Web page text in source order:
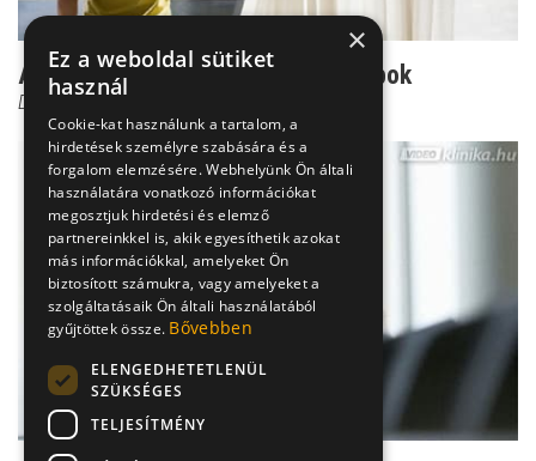
A méhre mennek - miómák és polipok
Dr. Novák Zoltán
×
Ez a weboldal sütiket
használ
Cookie-kat használunk a tartalom, a
hirdetések személyre szabására és a
forgalom elemzésére. Webhelyünk Ön általi
használatára vonatkozó információkat
megosztjuk hirdetési és elemző
partnereinkkel is, akik egyesíthetik azokat
más információkkal, amelyeket Ön
biztosított számukra, vagy amelyeket a
szolgáltatásaik Ön általi használatából
gyűjtöttek össze. Bővebben
ELENGEDHETETLENÜL
SZÜKSÉGES
TELJESÍTMÉNY